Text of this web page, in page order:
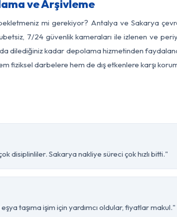
ve Arşivleme
mi gerekiyor? Antalya ve Sakarya
7/24 güvenlik kameraları ile izlenen ve
dilediğiniz kadar depolama hizmetinden
fiziksel darbelere hem de dış etkenlere karşı
disiplinliler. Sakarya nakliye süreci çok hızlı bitti."
taşıma işim için yardımcı oldular, fiyatlar makul."